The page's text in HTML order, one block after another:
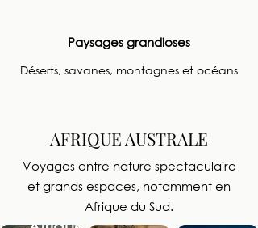
Paysages grandioses
Déserts, savanes, montagnes et océans
AFRIQUE AUSTRALE
Voyages entre nature spectaculaire
et grands espaces, notamment en
Afrique du Sud.